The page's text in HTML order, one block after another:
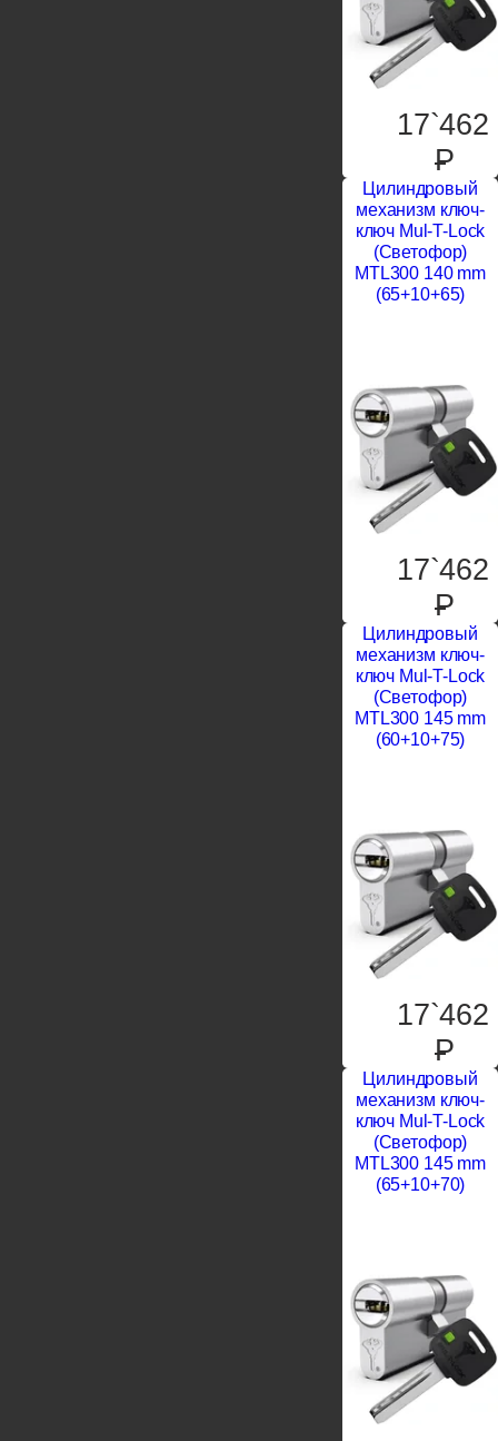
17`462
P
Цилиндровый
механизм ключ-
ключ Mul-T-Lock
(Светофор)
MTL300 140 mm
(65+10+65)
17`462
P
Цилиндровый
механизм ключ-
ключ Mul-T-Lock
(Светофор)
MTL300 145 mm
(60+10+75)
17`462
P
Цилиндровый
механизм ключ-
ключ Mul-T-Lock
(Светофор)
MTL300 145 mm
(65+10+70)